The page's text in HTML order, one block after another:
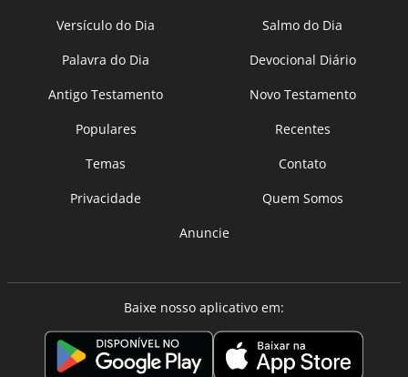
Versículo do Dia
Salmo do Dia
Palavra do Dia
Devocional Diário
Antigo Testamento
Novo Testamento
Populares
Recentes
Temas
Contato
Privacidade
Quem Somos
Anuncie
Baixe nosso aplicativo em: